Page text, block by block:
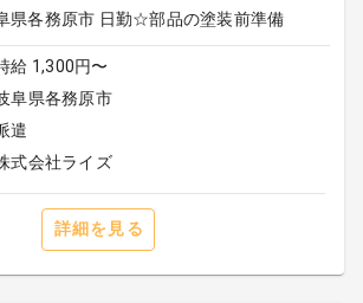
県各務原市 日勤☆部品の塗装前準備
給 1,300円〜
阜県各務原市
遣
式会社ライズ
詳細を見る